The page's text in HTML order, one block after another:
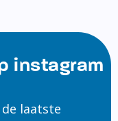
instagram
laatste